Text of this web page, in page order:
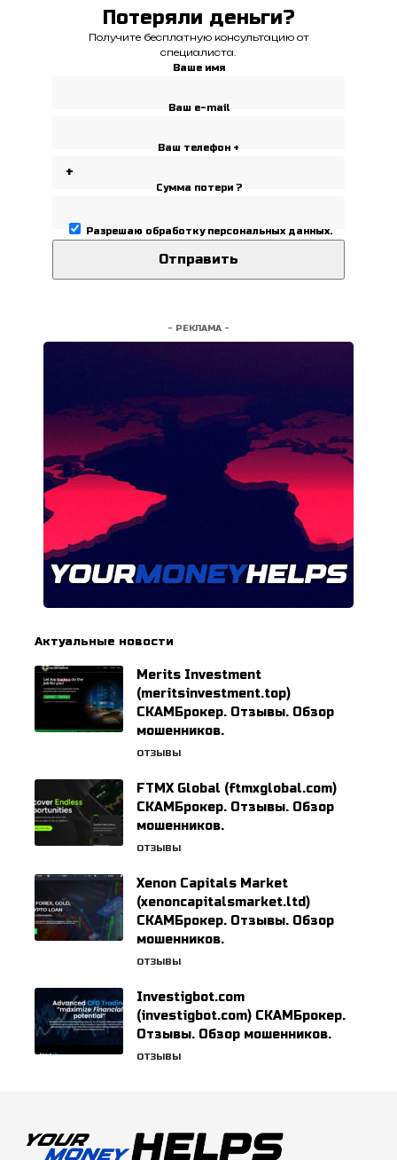
Потеряли деньги?
Получите бесплатную консультацию от
специалиста.
Ваше имя
Ваш e-mail
Ваш телефон +
Сумма потери ?
Разрешаю обработку персональных данных.
- РЕКЛАМА -
Актуальные новости
Merits Investment
(meritsinvestment.top)
СКАМБрокер. Отзывы. Обзор
мошенников.
ОТЗЫВЫ
FTMX Global (ftmxglobal.com)
СКАМБрокер. Отзывы. Обзор
мошенников.
ОТЗЫВЫ
Xenon Capitals Market
(xenoncapitalsmarket.ltd)
СКАМБрокер. Отзывы. Обзор
мошенников.
ОТЗЫВЫ
Investigbot.com
(investigbot.com) СКАМБрокер.
Отзывы. Обзор мошенников.
ОТЗЫВЫ